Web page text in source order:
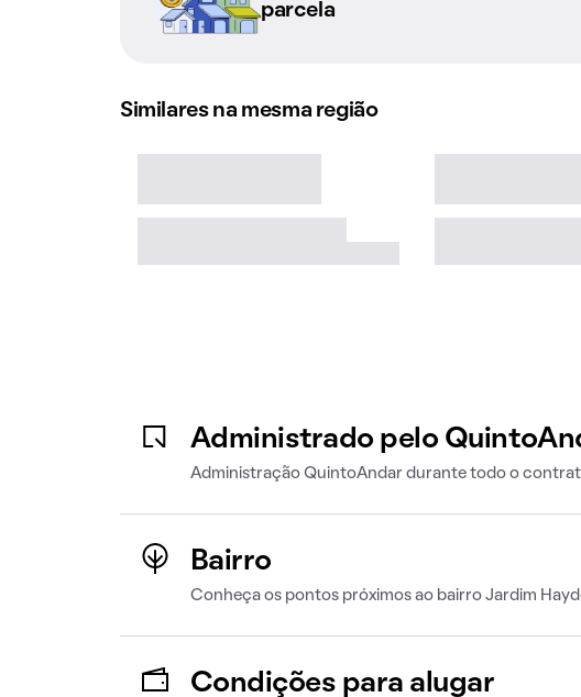
parcela
Similares na mesma região
Administrado pelo
Administração QuintoAndar durante todo o
Bairro
Conheça os pontos próximos ao bairro Jardim
Condições para alugar